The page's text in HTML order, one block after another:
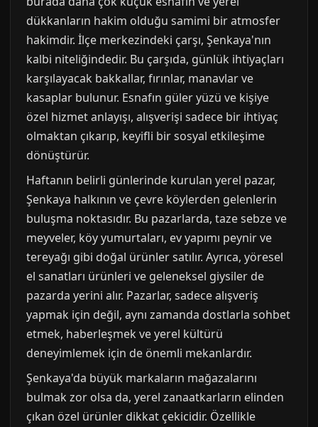
dükkanların hakim olduğu samimi bir atmosfer
hakimdir. İlçe merkezindeki çarşı, Şenkaya'nın
kalbi niteliğindedir. Bu çarşıda, günlük ihtiyaçları
karşılayacak bakkallar, fırınlar, manavlar ve
kasaplar bulunur. Esnafın güler yüzü ve kişiye
özel hizmet anlayışı, alışverişi sadece bir ihtiyaç
olmaktan çıkarıp, keyifli bir sosyal etkileşime
dönüştürür.
Haftanın belirli günlerinde kurulan yerel pazar,
Şenkaya halkının ve çevre köylerden gelenlerin
buluşma noktasıdır. Bu pazarlarda, taze sebze ve
meyveler, köy yumurtaları, ev yapımı peynir ve
tereyağı gibi doğal ürünler satılır. Ayrıca, yöresel
el sanatları ürünleri ve geleneksel giysiler de
pazarda yerini alır. Pazarlar, sadece alışveriş
yapmak için değil, aynı zamanda dostlarla sohbet
etmek, haberleşmek ve yerel kültürü
deneyimlemek için de önemli mekanlardır.
Şenkaya'da büyük markaların mağazalarını
bulmak zor olsa da, yerel zanaatkarların elinden
çıkan özel ürünler dikkat çekicidir. Özellikle